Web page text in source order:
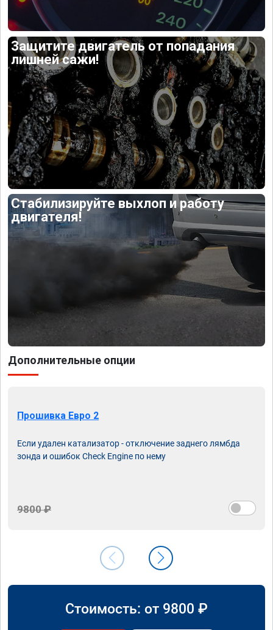
Защитите двигатель от попадания
лишней сажи!
Стабилизируйте выхлоп и работу
двигателя!
Дополнительные опции
Прошивка Евро 2
Если удален катализатор - отключение заднего лямбда
зонда и ошибок Check Engine по нему
9800 ₽
Стоимость: от 9800 ₽